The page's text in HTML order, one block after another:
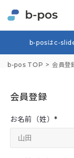
b-posはc-slide
b-pos TOP 会員登
会員登録
お名前（姓）*